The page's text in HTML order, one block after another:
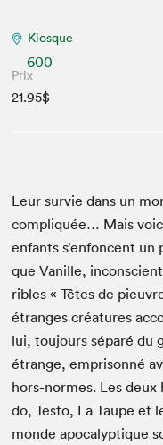
Kiosque
600
Prix
21.95$
Leur survie dans un
com­pliquée… Mais
enfants s’en­fon­cent
que Vanille,
ri­bles « Têtes de
étranges créa­tures
lui, tou­jours séparé du
étrange, empris­on­né
hors-normes. Les
do, Testo, La Taupe et
monde apoc­a­lyp­tique